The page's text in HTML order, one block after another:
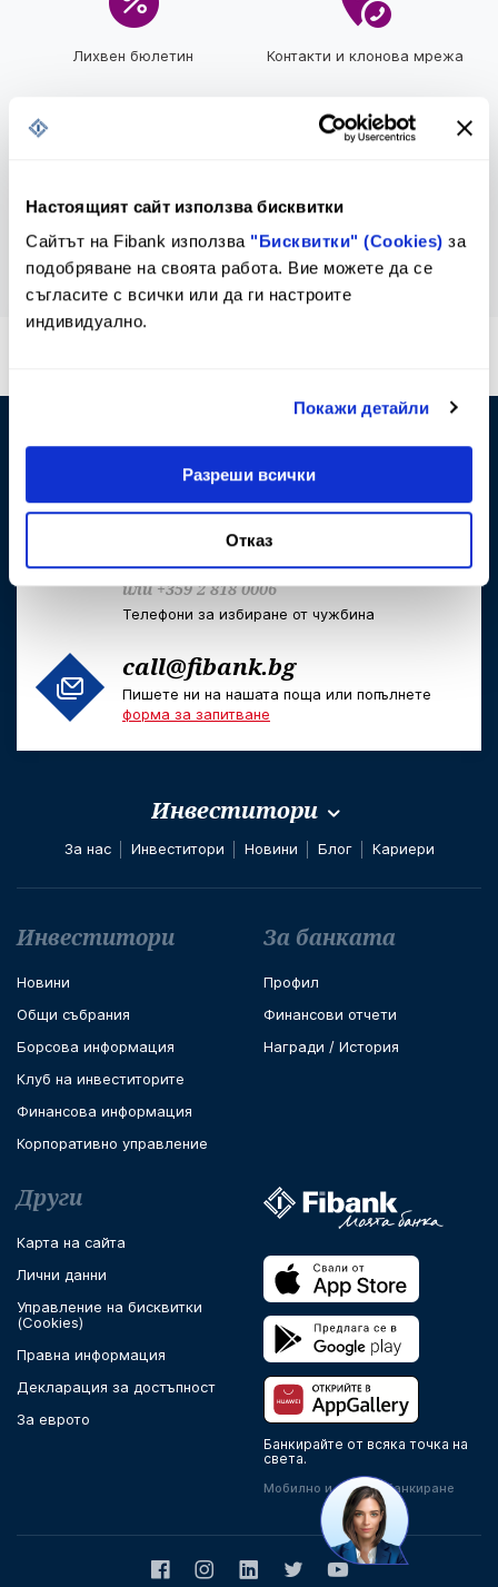
Настоящият сайт използва бисквитки
Сайтът на Fibank използва "Бисквитки" (Cookies) за
подобряване на своята работа. Вие можете да се
съгласите с всички или да ги настроите
индивидуално.
Покажи детайли
Разреши всички
Отказ
Лихвен бюлетин Контакти и клонова мрежа
0800 11 011
Достъпен и безплатен само за абонати на
фиксирани услуги на VIVACOM
+359 2 818 0007
или+359 2 818 0006
Телефони за избиране от чужбина
call@fibank.bg
Пишете ни на нашата поща или попълнете
форма за запитване
Инвеститори
За нас Инвеститори Новини Блог Кариери
Футър навигация
Инвеститори
Новини
Общи събрания
Борсова информация
Клуб на инвеститорите
Финансова информация
Корпоративно управление
За банката
Профил
Финансови отчети
Награди / История
Други
Карта на сайта
Лични данни
Управление на бисквитки
(Cookies)
Правна информация
Декларация за достъпност
За еврото
Банкирайте от всяка точка на
света.
Мобилно и онлайн банкиране
FacebookInstagramLinkedIn TwitterYoutube